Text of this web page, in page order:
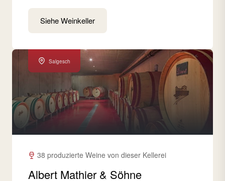
Siehe Weinkeller
Salgesch
38 produzierte Weine von dieser Kellerei
Albert Mathier & Söhne